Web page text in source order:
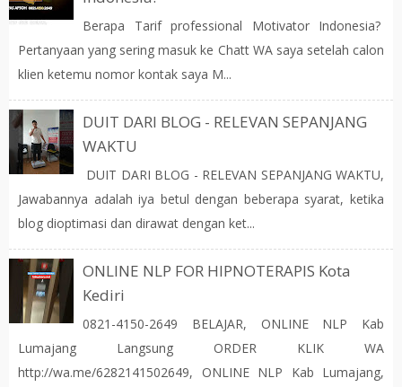
Berapa Tarif professional Motivator Indonesia?
Pertanyaan yang sering masuk ke Chatt WA saya setelah calon
klien ketemu nomor kontak saya M...
DUIT DARI BLOG - RELEVAN SEPANJANG
WAKTU
DUIT DARI BLOG - RELEVAN SEPANJANG WAKTU,
Jawabannya adalah iya betul dengan beberapa syarat, ketika
blog dioptimasi dan dirawat dengan ket...
ONLINE NLP FOR HIPNOTERAPIS Kota
Kediri
0821-4150-2649 BELAJAR, ONLINE NLP Kab
Lumajang Langsung ORDER KLIK WA
http://wa.me/6282141502649, ONLINE NLP Kab Lumajang,